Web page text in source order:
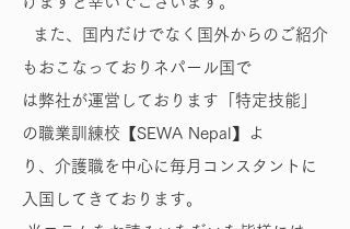
また、国内だけでなく国外からのご紹介
もおこなっておりネパール国で
は弊社が運営しております「特定技能」
の職業訓練校【SEWA Nepal】よ
り、介護職を中心に毎月コンスタントに
入国してきております。